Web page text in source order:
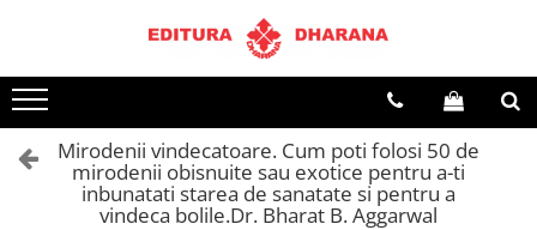
Terapii
Dietoterapie
Mirodenii vindecatoare. Cum poti folosi 50 de
mirodenii obisnuite sau exotice pentru a-ti
inbunatati starea de sanatate si pentru a
vindeca bolile.Dr. Bharat B. Aggarwal